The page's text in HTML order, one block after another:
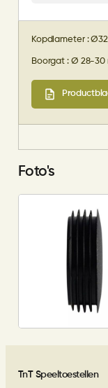
Kopdiameter :
Boorgat : Ø 28-30
Foto's
TnT Speeltoestellen